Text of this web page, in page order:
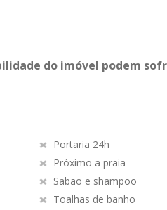
do imóvel podem
Portaria 24h
Próximo a praia
Sabão e shampoo
Toalhas de banho